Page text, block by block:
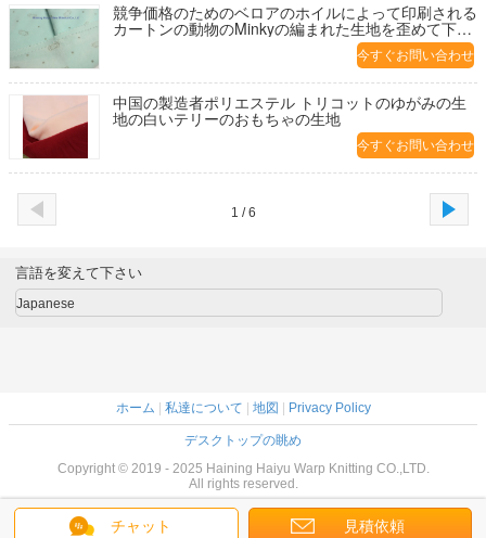
競争価格のためのベロアのホイルによって印刷される
カートンの動物のMinkyの編まれた生地を歪めて下さ
今すぐお問い合わせ
中国の製造者ポリエステル トリコットのゆがみの生
地の白いテリーのおもちゃの生地
今すぐお問い合わせ
1 / 6
チャット 見積依頼
言語を変えて下さい
Japanese
ホーム 私達について 地図 Privacy Policy
デスクトップの眺め
Copyright © 2019 - 2025 Haining Haiyu Warp Knitting CO.,LTD.
All rights reserved.